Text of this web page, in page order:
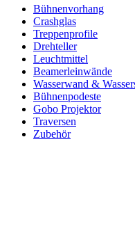
Bühnenvorhang
Crashglas
Treppenprofile
Drehteller
Leuchtmittel
Beamerleinwände
Wasserwand &
Bühnenpodeste
Gobo Projektor
Traversen
Zubehör